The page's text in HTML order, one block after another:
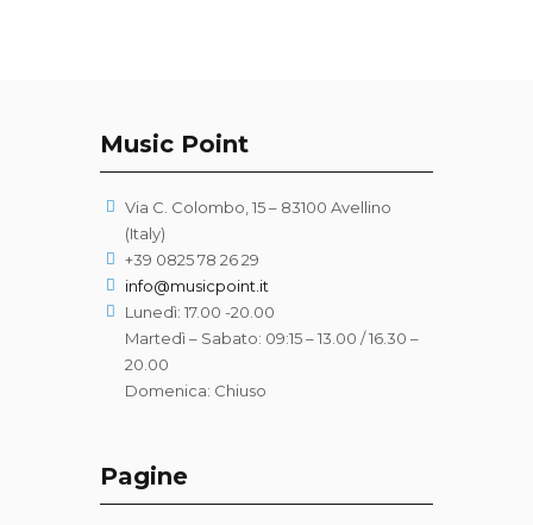
Music Point
Via C. Colombo, 15 – 83100 Avellino
(Italy)
+39 0825 78 26 29
info@musicpoint.it
Lunedì: 17.00 -20.00
Martedì – Sabato: 09:15 – 13.00 / 16.30 –
20.00
Domenica: Chiuso
Pagine